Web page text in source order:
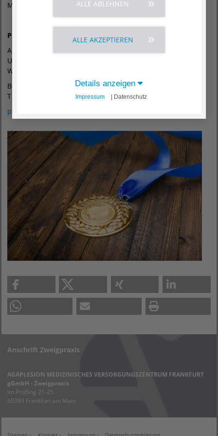
Milliarden Euro.
Pressekontakt
AGAPLESION FRANKFURTER DIAKONIE KLINIKEN
Unternehmenskommunikation
Wilhelm-Epstein-Straße 4, 60431 Frankfurt am Main
Beatrix Salzgeber
T (069) 95 33 - 29 33
pressefdk
Anschrift Zweigpraxis
AGAPLESION MEDIZINISCHES VERSORGUNGSZENTRUM FRANKFURT
gGmbH - Zweigpraxis
Im Prüfling 21-25
60389 Frankfurt am Main
ALLE ABLEHNEN
ALLE AKZEPTIEREN
Details anzeigen
Impressum | Datenschutz